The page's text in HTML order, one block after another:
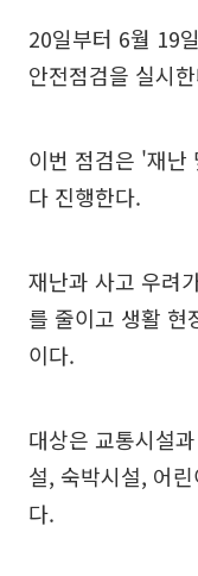
20일부터 6월 19
안전점검을 실시
이번 점검은 '재난
다 진행한다.
재난과 사고 우려
를 줄이고 생활 현
이다.
대상은 교통시설
설, 숙박시설, 어
다.